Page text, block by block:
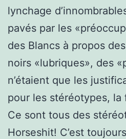
lynchage
pavés par les
des Blancs à propos
noirs «lubriques», des
n’étaient que les
pour les stéréotypes, la
Ce sont tous des
Horseshit! C’est